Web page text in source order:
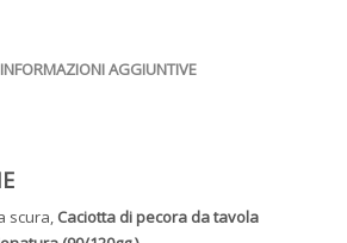
INFORMAZIONI AGGIUNTIVE
scura, Caciotta di pecora da tavola